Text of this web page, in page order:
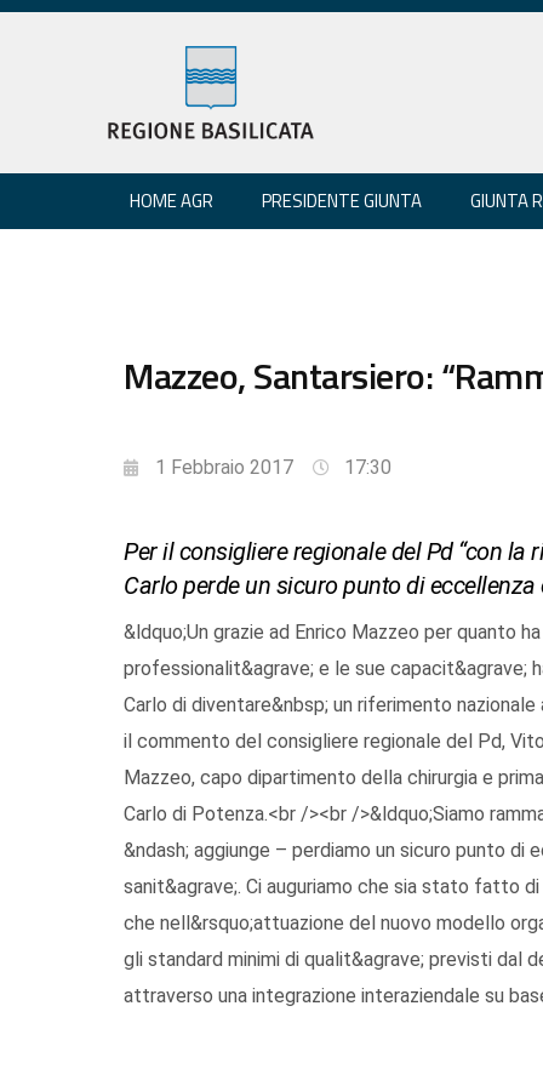
HOME AGR PRESIDENTE GIUNTA GIUNTA
Mazzeo, Santarsiero:
1 Febbraio 2017 17:30
Per il consigliere regionale del Pd “con la
Carlo perde un sicuro punto di eccellenza
&ldquo;Un grazie ad Enrico Mazzeo per quanto
professionalit&agrave; e le sue capacit&agrave;
Carlo di diventare&nbsp; un riferimento
il commento del consigliere regionale del Pd,
Mazzeo, capo dipartimento della chirurgia e
Carlo di Potenza.<br /><br />&ldquo;Siamo
&ndash; aggiunge – perdiamo un sicuro punto
sanit&agrave;. Ci auguriamo che sia stato fatto
che nell&rsquo;attuazione del nuovo modello
gli standard minimi di qualit&agrave; previsti dal
attraverso una integrazione interaziendale su